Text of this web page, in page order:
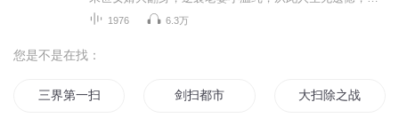
1976 6.3万
您是不是在找：
三界第一扫把星 剑扫都市 大扫除之战